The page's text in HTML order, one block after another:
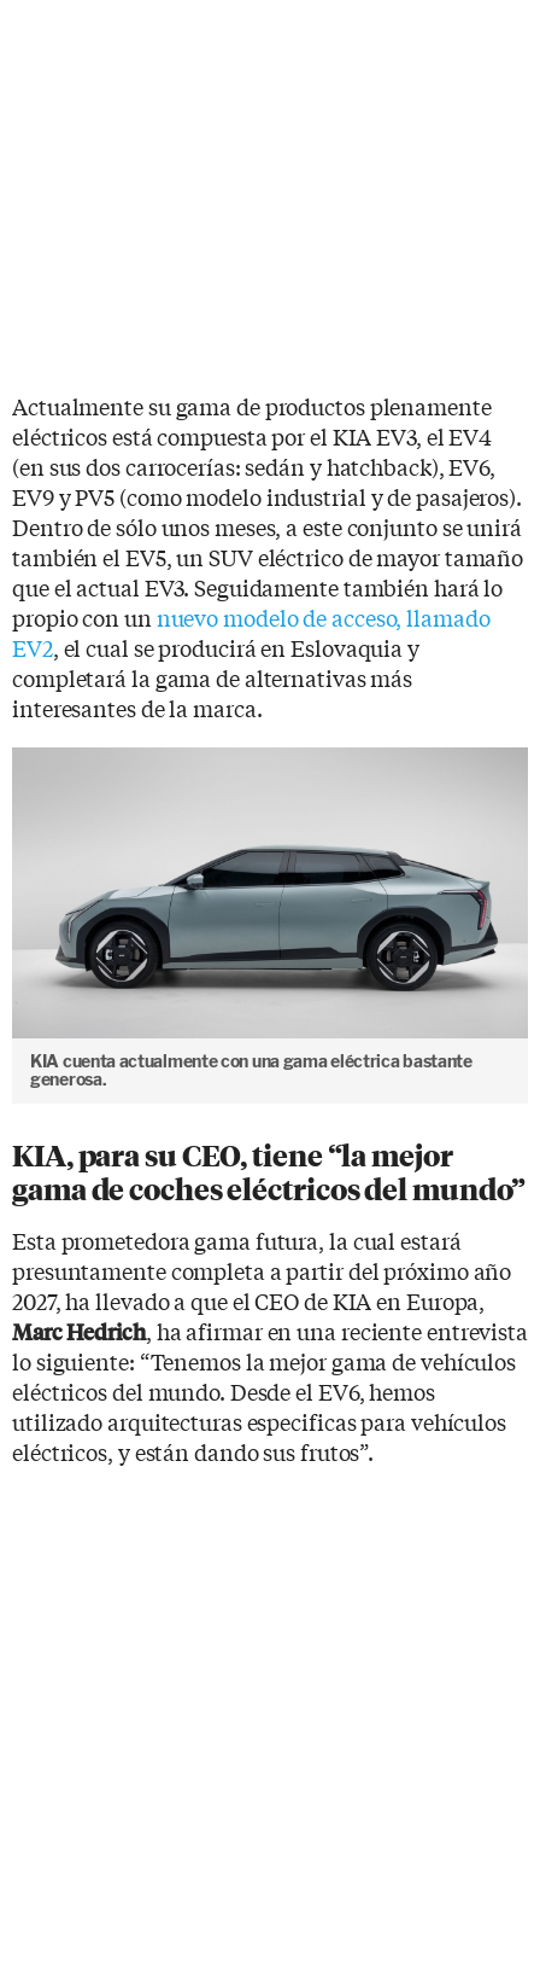
Actualmente su gama de productos plenamente
eléctricos está compuesta por el KIA EV3, el EV4
(en sus dos carrocerías: sedán y hatchback), EV6,
EV9 y PV5 (como modelo industrial y de pasajeros).
Dentro de sólo unos meses, a este conjunto se unirá
también el EV5, un SUV eléctrico de mayor tamaño
que el actual EV3. Seguidamente también hará lo
propio con unnuevo modelo de acceso, llamado
EV2, el cual se producirá en Eslovaquia y
completará la gama de alternativas más
interesantes de la marca.
KIA cuenta actualmente con una gama eléctrica bastante
generosa.
KIA, para su CEO, tiene “la mejor
gama de coches eléctricos del mundo”
Esta prometedora gama futura, la cual estará
presuntamente completa a partir del próximo año
2027, ha llevado a que el CEO de KIA en Europa,
Marc Hedrich, ha afirmar en una reciente entrevista
lo siguiente: “Tenemos la mejor gama de vehículos
eléctricos del mundo. Desde el EV6, hemos
utilizado arquitecturas especificas para vehículos
eléctricos, y están dando sus frutos”.